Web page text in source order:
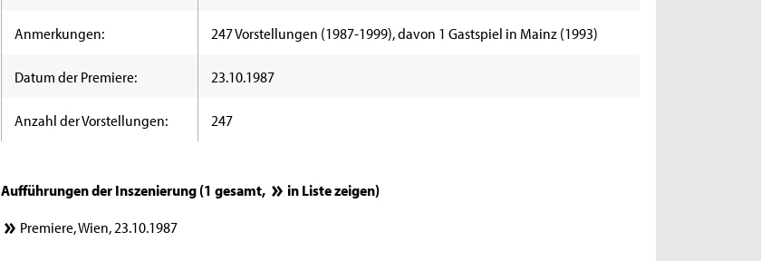
Anmerkungen: 247 Vorstellungen (1987-1999), davon 1 Gastspiel in Mainz (1993)
Datum der Premiere: 23.10.1987
Anzahl der Vorstellungen: 247
Aufführungen der Inszenierung (1 gesamt, in Liste zeigen)
Premiere, Wien, 23.10.1987